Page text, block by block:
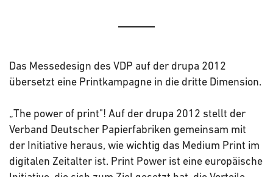
Das Messedesign des VDP auf der drupa 2012
übersetzt eine Printkampagne in die dritte Dimension.
„The power of print"! Auf der drupa 2012 stellt der
Verband Deutscher Papierfabriken gemeinsam mit
der Initiative heraus, wie wichtig das Medium Print im
digitalen Zeitalter ist. Print Power ist eine europäische